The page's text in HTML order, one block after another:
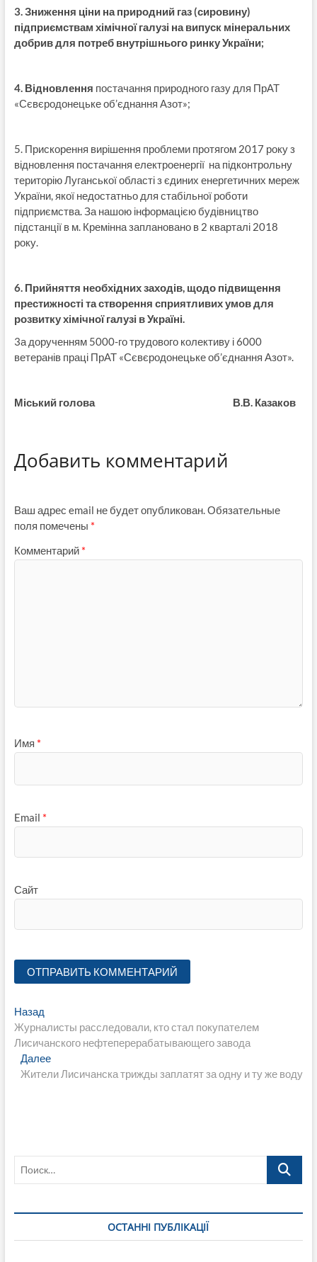
3. Зниження ціни на природний газ (сировину)
підприємствам хімічної галузі на випуск мінеральних
добрив для потреб внутрішнього ринку України;
4. Відновлення постачання природного газу для ПрАТ
«Сєвєродонецьке об’єднання Азот»;
5. Прискорення вирішення проблеми протягом 2017 року з
відновлення постачання електроенергії на підконтрольну
територію Луганської області з єдиних енергетичних мереж
України, якої недостатньо для стабільної роботи
підприємства. За нашою інформацією будівництво
підстанції в м. Кремінна заплановано в 2 кварталі 2018
року.
6. Прийняття необхідних заходів, щодо підвищення
престижності та створення сприятливих умов для
розвитку хімічної галузі в Україні.
3а дорученням 5000-го трудового колективу і 6000
ветеранів праці ПрАТ «Сєвєродонецьке об’єднання Азот».
Міський голова В.В. Казаков
Добавить комментарий
Ваш адрес email не будет опубликован.Обязательные
поля помечены *
Комментарий *
Имя *
Email *
Сайт
Навигация
по
записям
НазадПредыдущая
запись:
Журналисты расследовали, кто стал покупателем
Лисичанского нефтеперерабатывающего завода
ДалееСледующая
запись:
Жители Лисичанска трижды заплатят за одну и ту же воду
Поиск…
ОСТАННІ ПУБЛІКАЦІЇ